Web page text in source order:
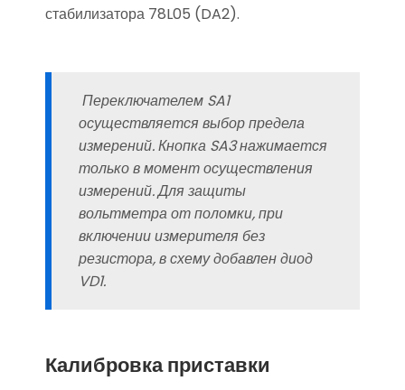
стабилизатора 78L05 (DA2).
Переключателем SA1
осуществляется выбор предела
измерений. Кнопка SA3 нажимается
только в момент осуществления
измерений. Для защиты
вольтметра от поломки, при
включении измерителя без
резистора, в схему добавлен диод
VD1.
Калибровка приставки